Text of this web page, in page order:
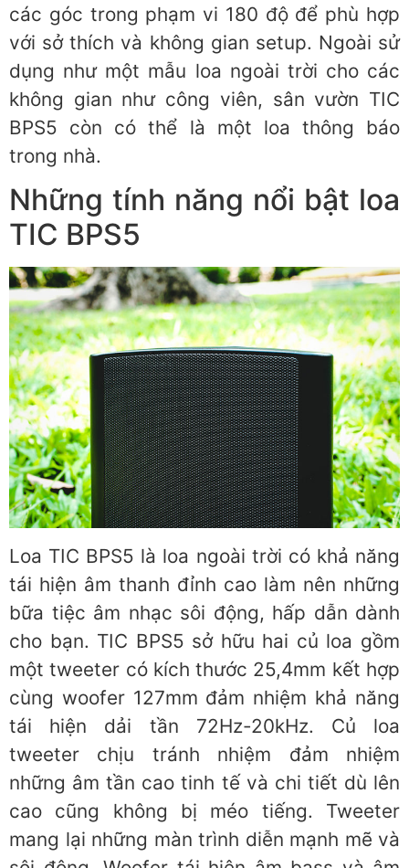
các góc trong phạm vi 180 độ để phù hợp
với sở thích và không gian setup. Ngoài sử
dụng như một mẫu loa ngoài trời cho các
không gian như công viên, sân vườn TIC
BPS5 còn có thể là một loa thông báo
trong nhà.
Những tính năng nổi bật loa
TIC BPS5
Loa TIC BPS5 là loa ngoài trời có khả năng
tái hiện âm thanh đỉnh cao làm nên những
bữa tiệc âm nhạc sôi động, hấp dẫn dành
cho bạn. TIC BPS5 sở hữu hai củ loa gồm
một tweeter có kích thước 25,4mm kết hợp
cùng woofer 127mm đảm nhiệm khả năng
tái hiện dải tần 72Hz-20kHz. Củ loa
tweeter chịu tránh nhiệm đảm nhiệm
những âm tần cao tinh tế và chi tiết dù lên
cao cũng không bị méo tiếng. Tweeter
mang lại những màn trình diễn mạnh mẽ và